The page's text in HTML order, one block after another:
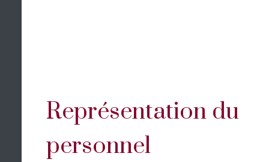
Représentation du
personnel